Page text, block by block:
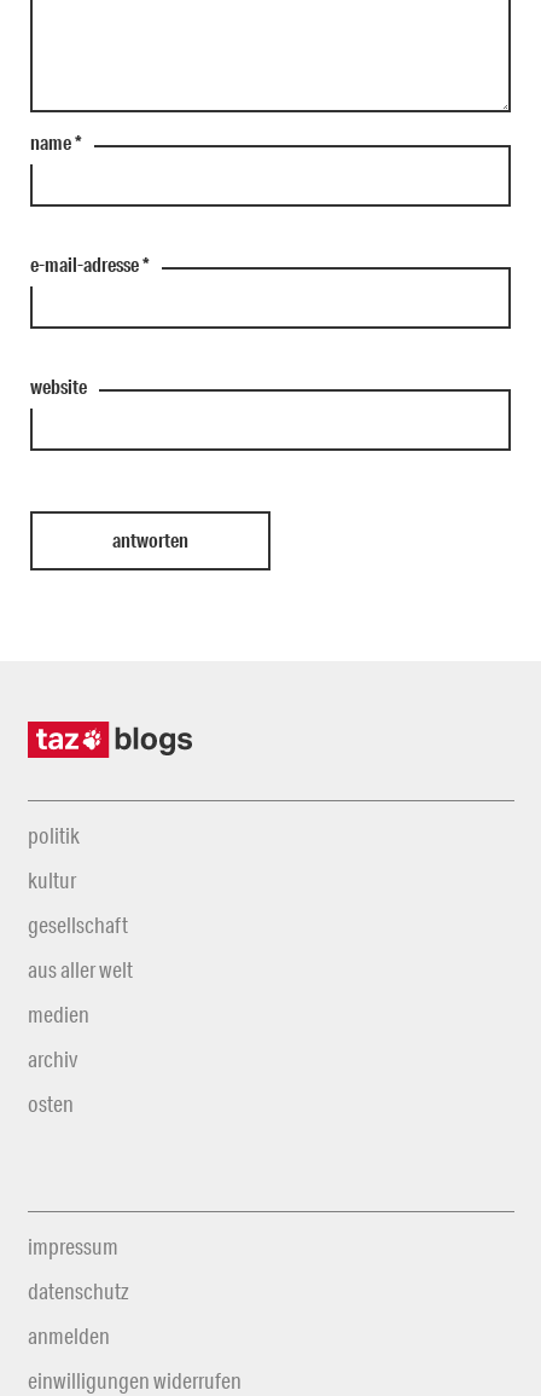
name*
e-mail-adresse*
website
politik
kultur
gesellschaft
aus aller welt
medien
archiv
osten
impressum
datenschutz
anmelden
einwilligungen widerrufen